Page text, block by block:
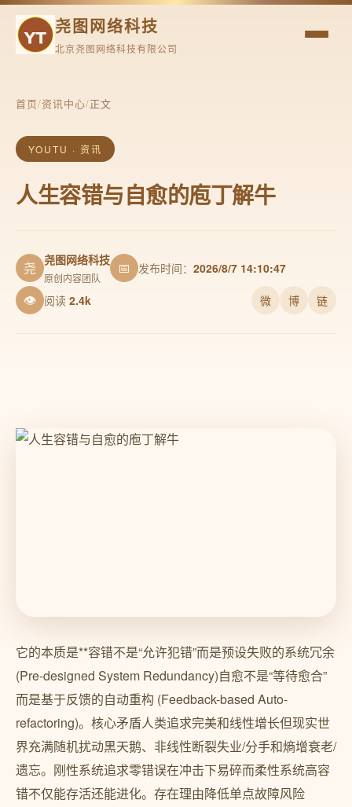
尧图网络科技
北京尧图网络科技有限公司
首页/资讯中心/正文
YOUTU · 资讯
人生容错与自愈的庖丁解牛
尧 尧图网络科技
原创内容团队
📅 发布时间： 2026/8/7 14:10:47
👁 阅读 2.4k 微 博 链
它的本质是**容错不是“允许犯错”而是预设失败的系统冗余
(Pre-designed System Redundancy)自愈不是“等待愈合”
而是基于反馈的自动重构 (Feedback-based Auto-
refactoring)。核心矛盾人类追求完美和线性增长但现实世
界充满随机扰动黑天鹅、非线性断裂失业/分手和熵增衰老/
遗忘。刚性系统追求零错误在冲击下易碎而柔性系统高容
错不仅能存活还能进化。存在理由降低单点故障风险